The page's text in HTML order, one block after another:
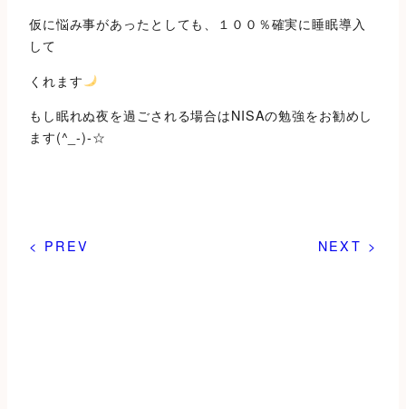
仮に悩み事があったとしても、１００％確実に睡眠導入
して
くれます
もし眠れぬ夜を過ごされる場合はNISAの勉強をお勧めし
ます(^_-)-☆
< PREV NEXT >